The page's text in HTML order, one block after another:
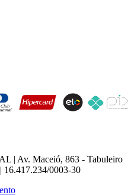
| Av. Maceió, 863 - Tabuleiro
16.417.234/0003-30